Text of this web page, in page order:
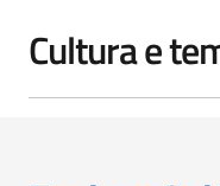
Cultura e